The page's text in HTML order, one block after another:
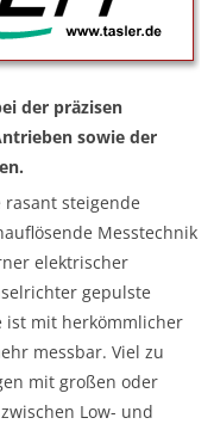
der präzisen
sowie der
steigende
Messtechnik
elektrischer
gepulste
ist mit herkömmlicher
messbar. Viel zu
mit großen oder
Low- und